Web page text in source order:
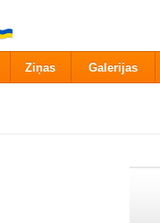
Ziņas Galerijas